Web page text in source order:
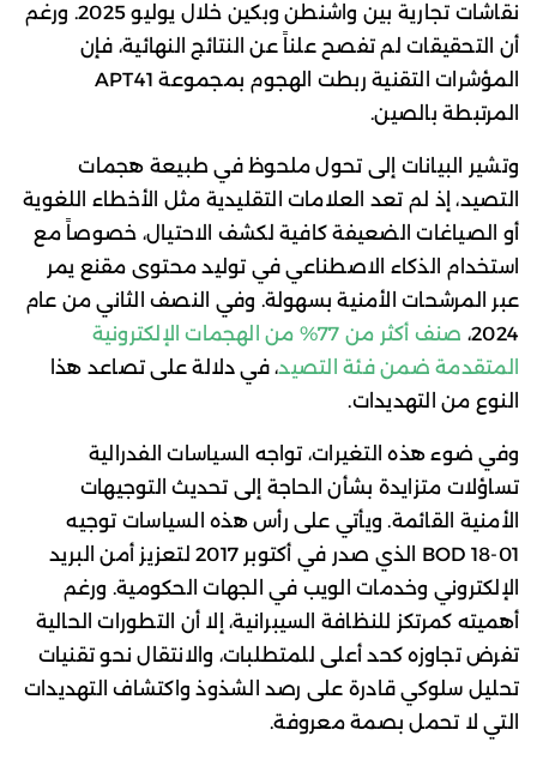
نقاشات تجارية بين واشنطن وبكين خلال يوليو 2025. ورغم
أن التحقيقات لم تفصح علناً عن النتائج النهائية، فإن
المؤشرات التقنية ربطت الهجوم بمجموعة APT41
المرتبطة بالصين.
وتشير البيانات إلى تحول ملحوظ في طبيعة هجمات
التصيد، إذ لم تعد العلامات التقليدية مثل الأخطاء اللغوية
أو الصياغات الضعيفة كافية لكشف الاحتيال، خصوصاً مع
استخدام الذكاء الاصطناعي في توليد محتوى مقنع يمر
عبر المرشحات الأمنية بسهولة. وفي النصف الثاني من عام
2024،
صنف أكثر من 77% من الهجمات الإلكترونية
المتقدمة ضمن فئة التصيد، في دلالة على تصاعد هذا
النوع من التهديدات.
وفي ضوء هذه التغيرات، تواجه السياسات الفدرالية
تساؤلات متزايدة بشأن الحاجة إلى تحديث التوجيهات
الأمنية القائمة. ويأتي على رأس هذه السياسات توجيه
BOD 18-01 الذي صدر في أكتوبر 2017 لتعزيز أمن البريد
الإلكتروني وخدمات الويب في الجهات الحكومية. ورغم
أهميته كمرتكز للنظافة السيبرانية، إلا أن التطورات الحالية
تفرض تجاوزه كحد أعلى للمتطلبات، والانتقال نحو تقنيات
تحليل سلوكي قادرة على رصد الشذوذ واكتشاف التهديدات
التي لا تحمل بصمة معروفة.